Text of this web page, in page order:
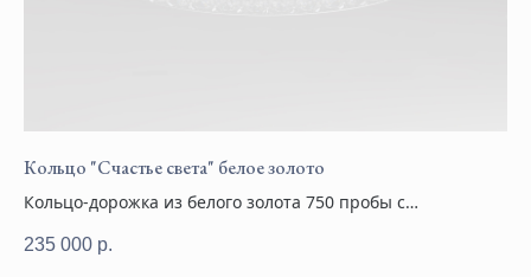
Кольцо "Счастье света" белое золото
Кольцо-дорожка из белого золота 750 пробы с
235 000 р.